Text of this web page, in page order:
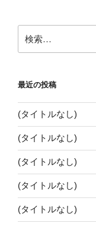
ン
索:
最近の投稿
(タイトルなし)
(タイトルなし)
(タイトルなし)
(タイトルなし)
(タイトルなし)